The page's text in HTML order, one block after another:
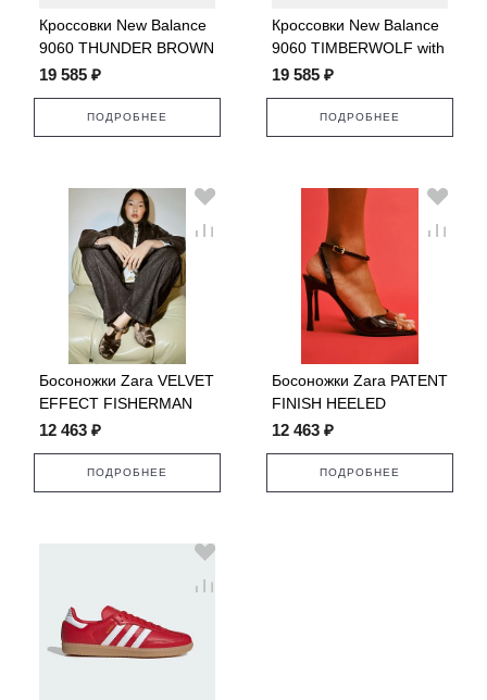
Кроссовки New Balance
9060 THUNDER BROWN
with BLACK COFFEE
19 585 ₽
ПОДРОБНЕЕ
Кроссовки New Balance
9060 TIMBERWOLF with
BLACK CEMENT
19 585 ₽
ПОДРОБНЕЕ
Босоножки Zara VELVET
EFFECT FISHERMAN
12 463 ₽
ПОДРОБНЕЕ
Босоножки Zara PATENT
FINISH HEELED
SANDALS
12 463 ₽
ПОДРОБНЕЕ